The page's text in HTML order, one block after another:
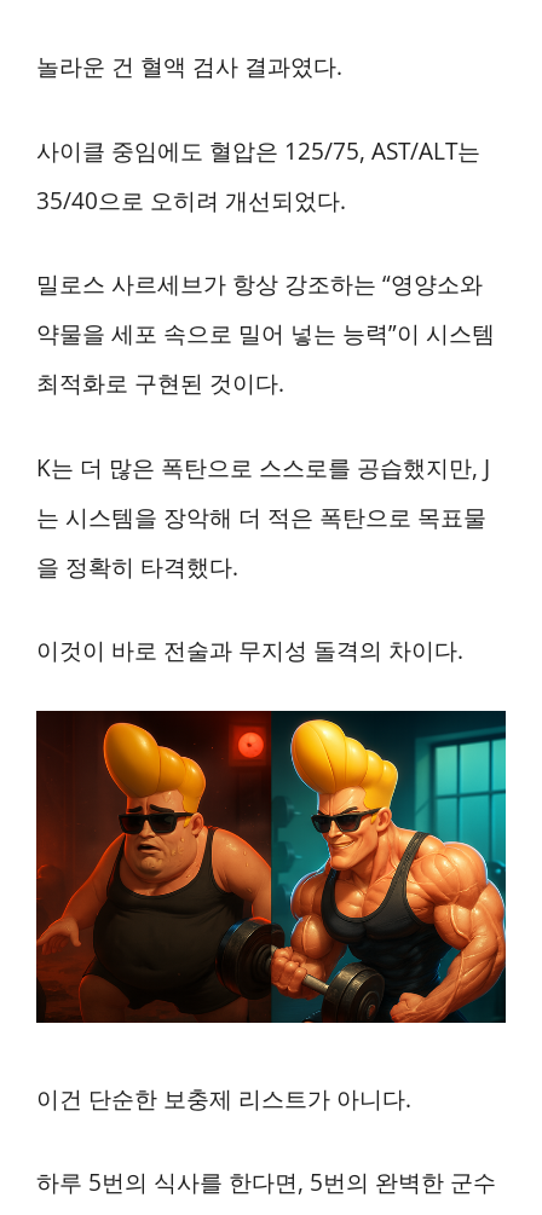
놀라운 건 혈액 검사 결과였다.
사이클 중임에도 혈압은 125/75, AST/ALT는
35/40으로 오히려 개선되었다.
밀로스 사르세브가 항상 강조하는 “영양소와
약물을 세포 속으로 밀어 넣는 능력”이 시스템
최적화로 구현된 것이다.
K는 더 많은 폭탄으로 스스로를 공습했지만, J
는 시스템을 장악해 더 적은 폭탄으로 목표물
을 정확히 타격했다.
이것이 바로 전술과 무지성 돌격의 차이다.
이건 단순한 보충제 리스트가 아니다.
하루 5번의 식사를 한다면, 5번의 완벽한 군수